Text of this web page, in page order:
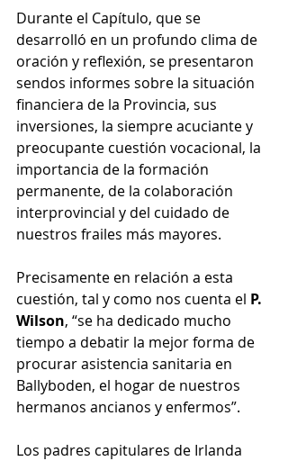
Durante el Capítulo, que se
desarrolló en un profundo clima de
oración y reflexión, se presentaron
sendos informes sobre la situación
financiera de la Provincia, sus
inversiones, la siempre acuciante y
preocupante cuestión vocacional, la
importancia de la formación
permanente, de la colaboración
interprovincial y del cuidado de
nuestros frailes más mayores.
Precisamente en relación a esta
cuestión, tal y como nos cuenta el P.
Wilson, “se ha dedicado mucho
tiempo a debatir la mejor forma de
procurar asistencia sanitaria en
Ballyboden, el hogar de nuestros
hermanos ancianos y enfermos”.
Los padres capitulares de Irlanda